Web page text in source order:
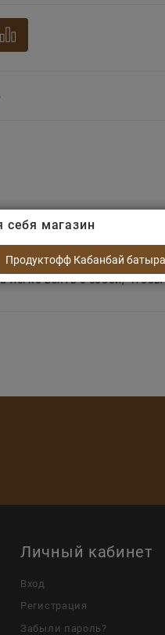
легко взять с собой,
Личный кабинет
Вход
Регистрация
Забыли пароль?
себя магазин
Продуктофф Кабанбай батыра